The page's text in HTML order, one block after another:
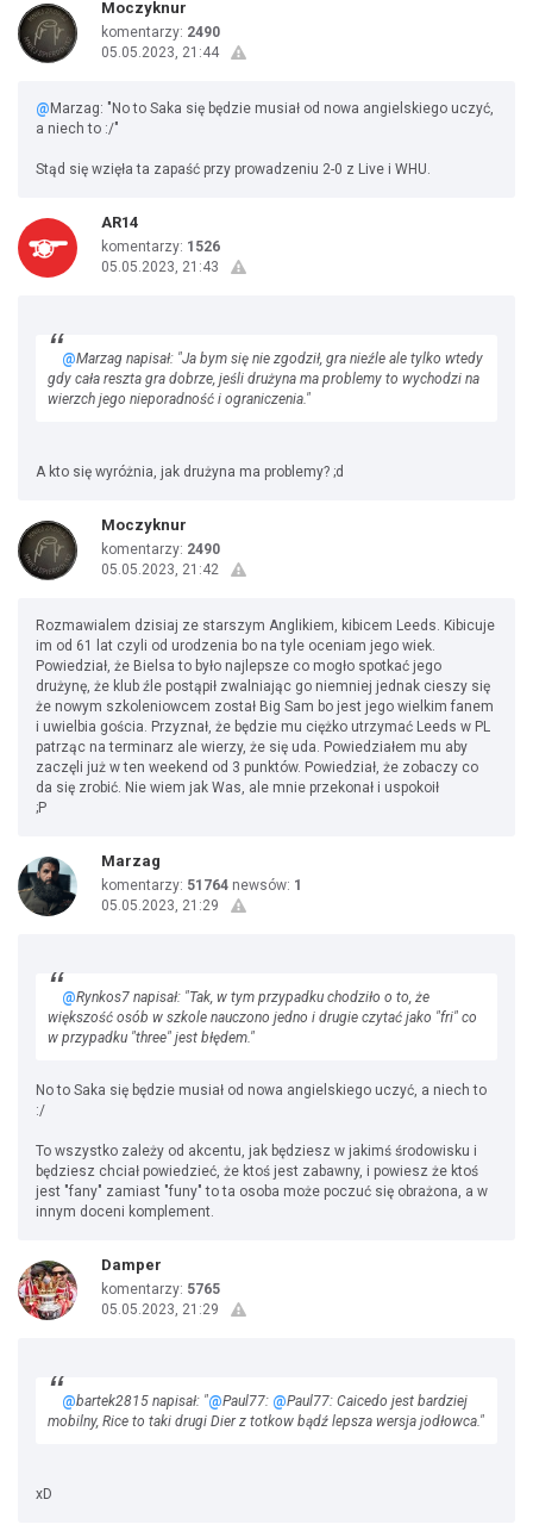
Moczyknur
komentarzy: 2490
05.05.2023, 21:44
@ Marzag: "No to Saka się będzie musiał od nowa angielskiego uczyć,
a niech to :/"
Stąd się wzięła ta zapaść przy prowadzeniu 2-0 z Live i WHU.
AR14
komentarzy: 1526
05.05.2023, 21:43
@Marzag napisał: "Ja bym się nie zgodził, gra nieźle ale tylko wtedy
gdy cała reszta gra dobrze, jeśli drużyna ma problemy to wychodzi na
wierzch jego nieporadność i ograniczenia."
A kto się wyróżnia, jak drużyna ma problemy? ;d
Moczyknur
komentarzy: 2490
05.05.2023, 21:42
Rozmawialem dzisiaj ze starszym Anglikiem, kibicem Leeds. Kibicuje
im od 61 lat czyli od urodzenia bo na tyle oceniam jego wiek.
Powiedział, że Bielsa to było najlepsze co mogło spotkać jego
drużynę, że klub źle postąpił zwalniając go niemniej jednak cieszy się
że nowym szkoleniowcem został Big Sam bo jest jego wielkim fanem
i uwielbia gościa. Przyznał, że będzie mu ciężko utrzymać Leeds w PL
patrząc na terminarz ale wierzy, że się uda. Powiedziałem mu aby
zaczęli już w ten weekend od 3 punktów. Powiedział, że zobaczy co
da się zrobić. Nie wiem jak Was, ale mnie przekonał i uspokoił
;P
Marzag
komentarzy: 51764 newsów: 1
05.05.2023, 21:29
@Rynkos7 napisał: "Tak, w tym przypadku chodziło o to, że
większość osób w szkole nauczono jedno i drugie czytać jako "fri" co
w przypadku "three" jest błędem."
No to Saka się będzie musiał od nowa angielskiego uczyć, a niech to
:/
To wszystko zależy od akcentu, jak będziesz w jakimś środowisku i
będziesz chciał powiedzieć, że ktoś jest zabawny, i powiesz że ktoś
jest "fany" zamiast "funy" to ta osoba może poczuć się obrażona, a w
innym doceni komplement.
Damper
komentarzy: 5765
05.05.2023, 21:29
@bartek2815 napisał: "@Paul77: @Paul77: Caicedo jest bardziej
mobilny, Rice to taki drugi Dier z totkow bądź lepsza wersja jodłowca."
xD